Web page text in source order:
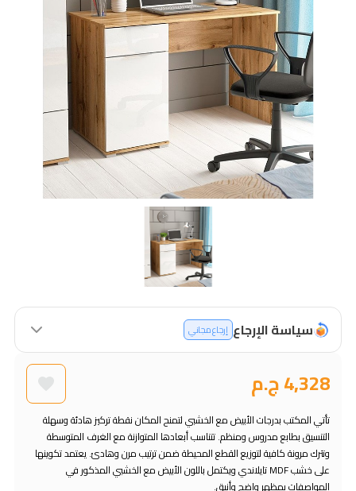
سياسة الإرجاع إرجاع مجاني
4,328 ج.م
تأتي المكتب بدرجات الأبيض مع الخشبي لتمنح المكان نقطة تركيز هادئة وسهلة
التنسيق بطابع مدروس ومنظم. تتناسب أبعادها المتوازنة مع الغرف المتوسطة
وتترك مرونة كافية لتوزيع القطع المحيطة ضمن ترتيب مرن وهادئ. يعتمد تكوينها
على خشب MDF تايلاندي ويكتمل باللون الأبيض مع الخشبي المذكور في
المواصفات بمظهر واضح وأنيق.